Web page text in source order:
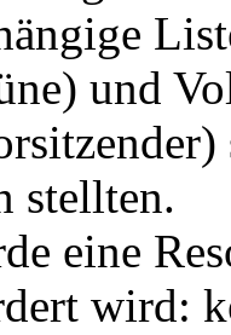
und
stellten.
eine
wird: